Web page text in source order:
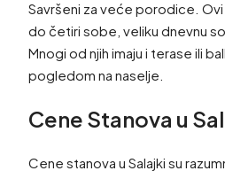
Savršeni za veće porodice.
do četiri sobe, veliku dnevnu
Mnogi od njih imaju i terase ili
pogledom na naselje.
Cene Stanova u
Cene stanova u Salajki su